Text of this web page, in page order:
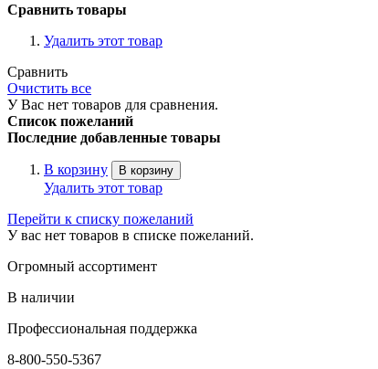
Сравнить товары
Удалить этот товар
Сравнить
Очистить все
У Вас нет товаров для сравнения.
Список пожеланий
Последние добавленные товары
В корзину В корзину
Удалить этот товар
Перейти к списку пожеланий
У вас нет товаров в списке пожеланий.
Огромный ассортимент
В наличии
Профессиональная поддержка
8-800-550-5367